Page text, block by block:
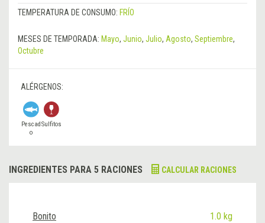
TEMPERATURA DE CONSUMO: FRÍO
MESES DE TEMPORADA: Mayo, Junio, Julio, Agosto, Septiembre,
Octubre
ALÉRGENOS:
Pescad
o
Sulfitos
INGREDIENTES PARA 5 RACIONES CALCULAR RACIONES
Bonito
1.0 kg